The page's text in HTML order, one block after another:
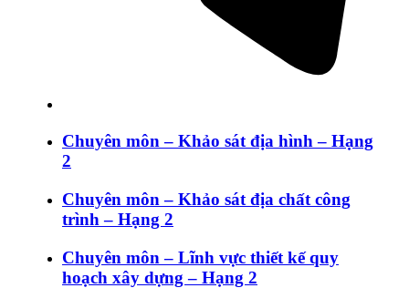
Chuyên môn – Khảo sát địa hình – Hạng
2
Chuyên môn – Khảo sát địa chất công
trình – Hạng 2
Chuyên môn – Lĩnh vực thiết kế quy
hoạch xây dựng – Hạng 2